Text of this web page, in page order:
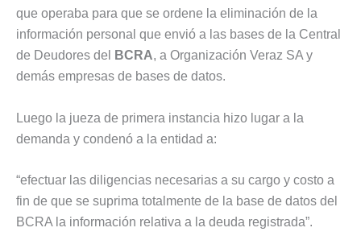
que operaba para que se ordene la eliminación de la
información personal que envió a las bases de la Central
de Deudores del
BCRA, a Organización Veraz SA y
demás empresas de bases de datos.
Luego la jueza de primera instancia hizo lugar a la
demanda y condenó a la entidad a:
“efectuar las diligencias necesarias a su cargo y costo a
fin de que se suprima totalmente de la base de datos del
BCRA la información relativa a la deuda registrada”.